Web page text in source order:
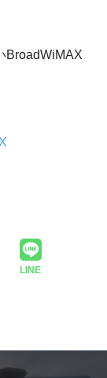
BroadWiMAX
LINE